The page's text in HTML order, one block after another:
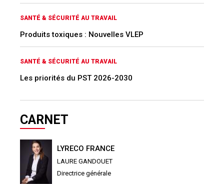
SANTÉ & SÉCURITÉ AU TRAVAIL
Produits toxiques : Nouvelles VLEP
SANTÉ & SÉCURITÉ AU TRAVAIL
Les priorités du PST 2026-2030
CARNET
LYRECO FRANCE
LAURE GANDOUET
Directrice générale